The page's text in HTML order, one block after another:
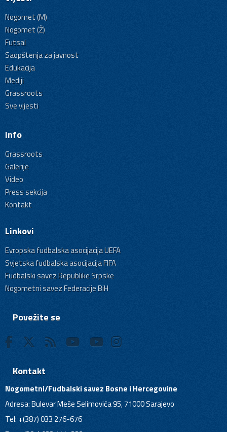
Nogomet (M)
Nogomet (Ž)
Futsal
Saopštenja za javnost
Edukacija
Mediji
Grassroots
Sve vijesti
Info
Grassroots
Galerije
Video
Press sekcija
Kontakt
Linkovi
Evropska fudbalska asocijacija UEFA
Svjetska fudbalska asocijacija FIFA
Fudbalski savez Republike Srpske
Nogometni savez Federacije BiH
Povežite se
Kontakt
Nogometni/Fudbalski savez Bosne i Hercegovine
Adresa: Bulevar Meše Selimovića 95, 71000 Sarajevo
Tel: +(387) 033 276-676